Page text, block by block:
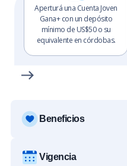
Aperturá una Cuenta Joven
Gana+ con un depósito
mínimo de US$50 o su
equivalente en córdobas.
Beneficios
Vigencia